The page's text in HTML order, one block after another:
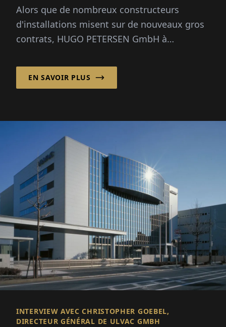
Alors que de nombreux constructeurs
d'installations misent sur de nouveaux gros
contrats, HUGO PETERSEN GmbH à
1990 sur l'opt...
EN SAVOIR PLUS
INTERVIEW AVEC CHRISTOPHER GOEBEL,
DIRECTEUR GÉNÉRAL DE ULVAC GMBH